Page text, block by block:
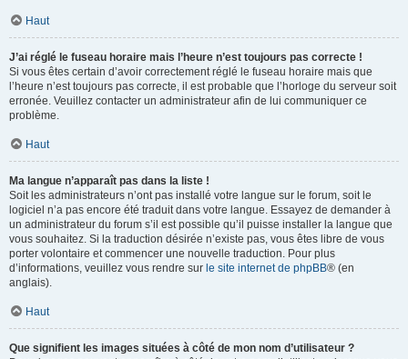
Haut
J’ai réglé le fuseau horaire mais l’heure n’est toujours pas correcte !
Si vous êtes certain d’avoir correctement réglé le fuseau horaire mais que
l’heure n’est toujours pas correcte, il est probable que l’horloge du serveur soit
erronée. Veuillez contacter un administrateur afin de lui communiquer ce
problème.
Haut
Ma langue n’apparaît pas dans la liste !
Soit les administrateurs n’ont pas installé votre langue sur le forum, soit le
logiciel n’a pas encore été traduit dans votre langue. Essayez de demander à
un administrateur du forum s’il est possible qu’il puisse installer la langue que
vous souhaitez. Si la traduction désirée n’existe pas, vous êtes libre de vous
porter volontaire et commencer une nouvelle traduction. Pour plus
d’informations, veuillez vous rendre sur le site internet de phpBB® (en
anglais).
Haut
Que signifient les images situées à côté de mon nom d’utilisateur ?